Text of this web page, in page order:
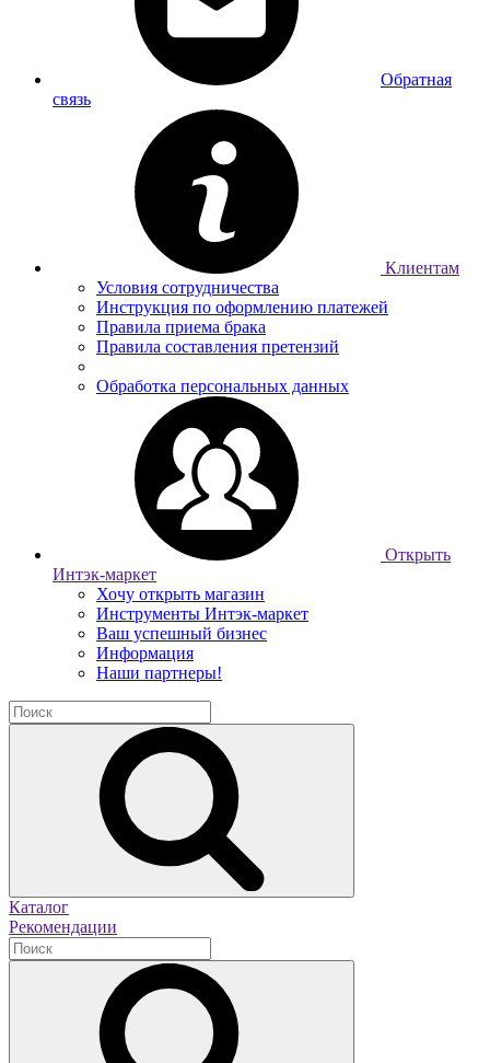
Обратная
связь
Клиентам
Условия сотрудничества
Инструкция по оформлению платежей
Правила приема брака
Правила составления претензий
Обработка персональных данных
Открыть
Интэк-маркет
Хочу открыть магазин
Инструменты Интэк-маркет
Ваш успешный бизнес
Информация
Наши партнеры!
Каталог
Рекомендации